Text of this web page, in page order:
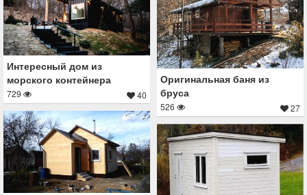
Интересный дом из
морского контейнера
729 40
Оригинальная баня из
бруса
526 27